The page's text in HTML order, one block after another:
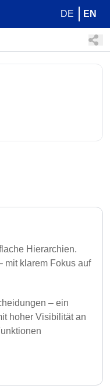
DE EN
Hierarchien.
mit klarem Fokus auf
– ein
hoher Visibilität an